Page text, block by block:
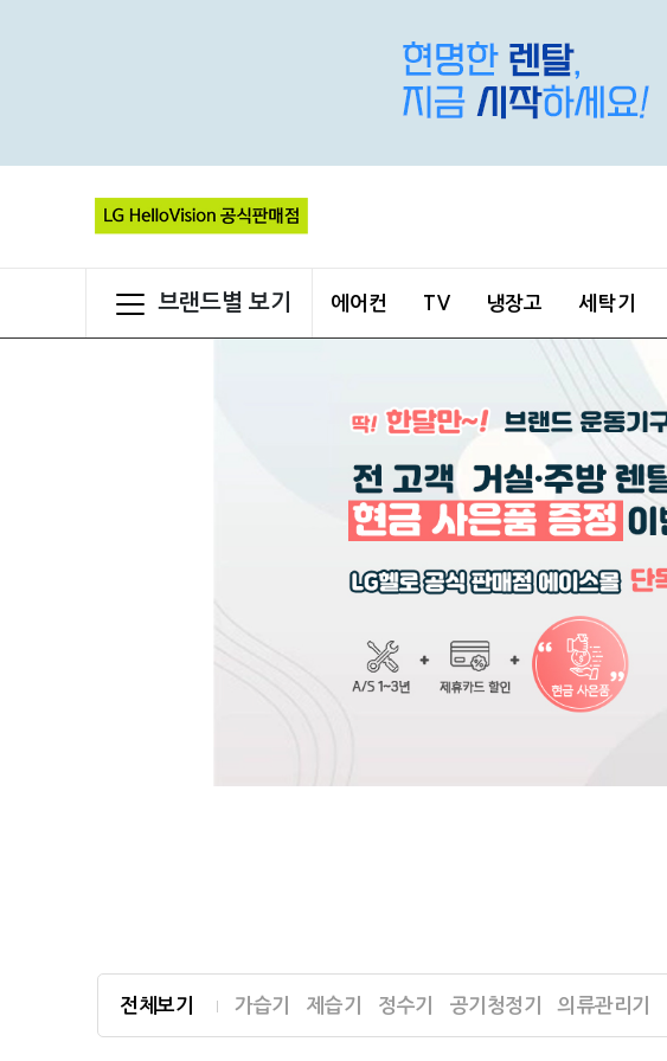
브랜드별 보기 에어컨 TV 냉장고 세탁기
전체보기 가습기 제습기 정수기 공기청정기 의류관리기